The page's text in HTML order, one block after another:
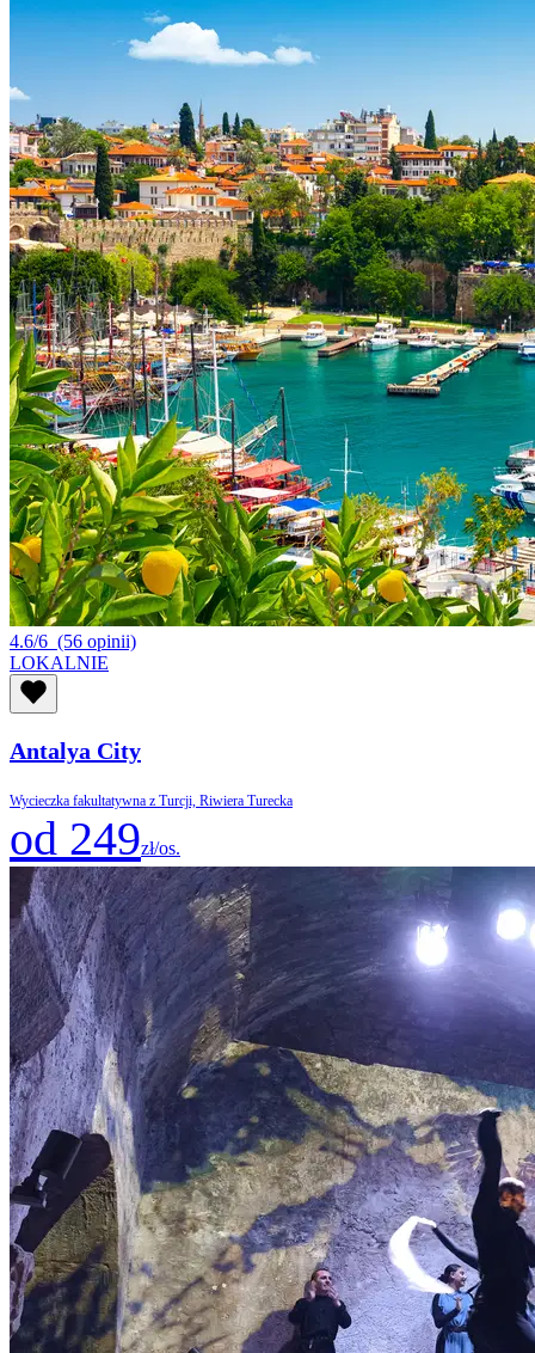
4.6/6 (56 opinii)
LOKALNIE
Antalya City
Wycieczka fakultatywna z Turcji, Riwiera Turecka
od 249zł/os.